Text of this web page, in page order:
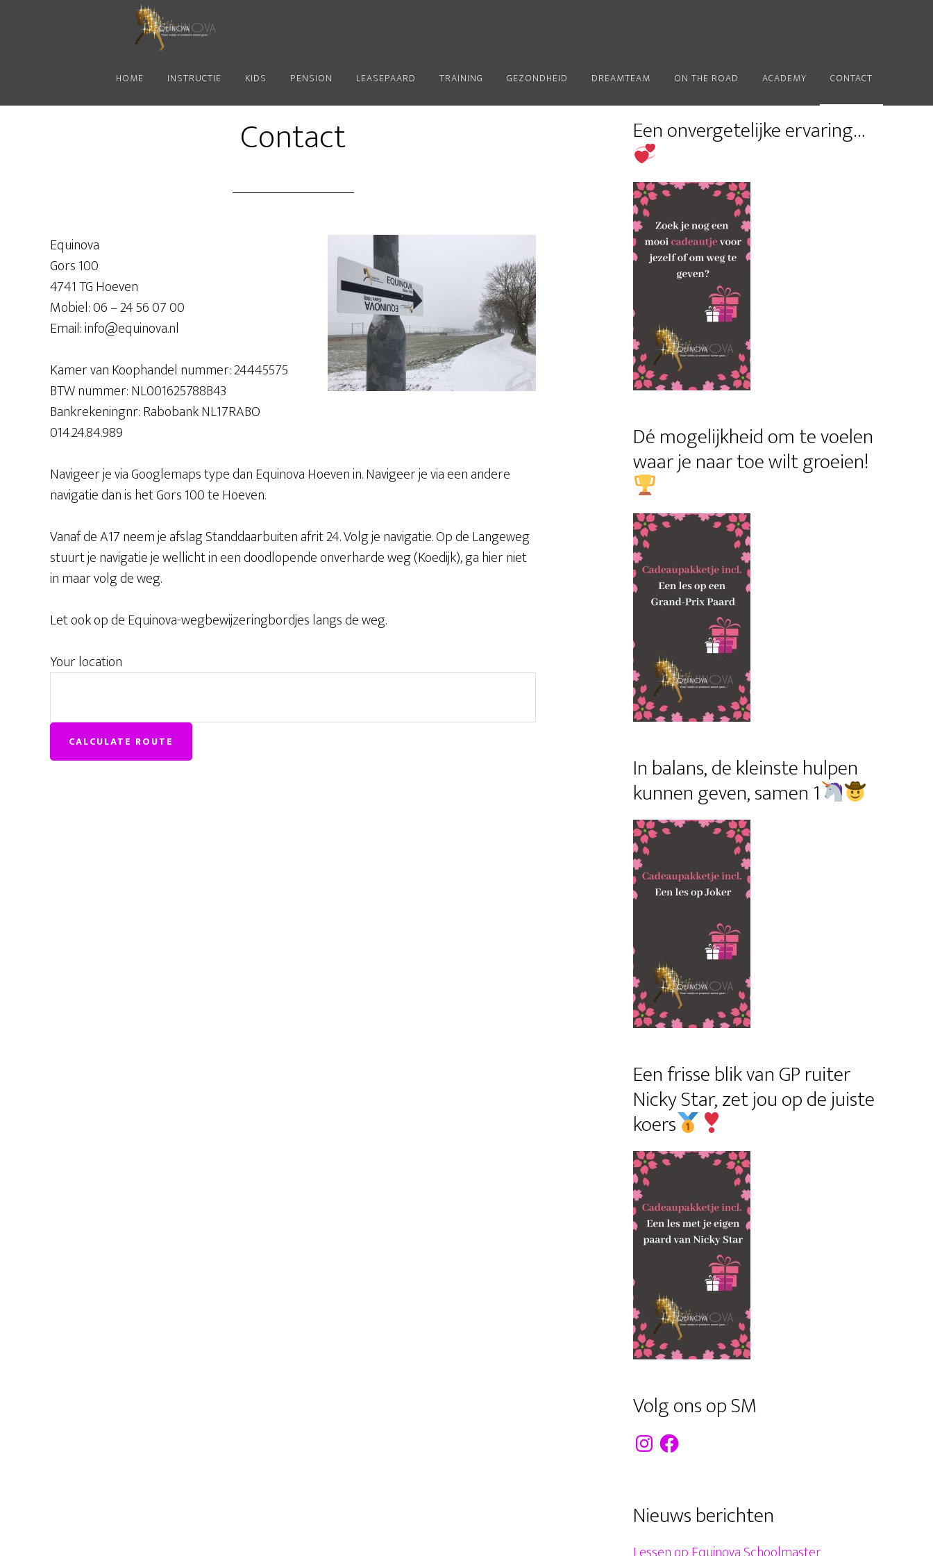
HOME INSTRUCTIE KIDS PENSION LEASEPAARD TRAINING GEZONDHEID DREAMTEAM ON THE ROAD ACADEMY CONTACT
Contact
Equinova
Gors 100
4741 TG Hoeven
Mobiel: 06 – 24 56 07 00
Email: info@equinova.nl
Kamer van Koophandel nummer: 24445575
BTW nummer: NL001625788B43
Bankrekeningnr: Rabobank NL17RABO
014.24.84.989
Navigeer je via Googlemaps type dan Equinova Hoeven in. Navigeer je via een andere
navigatie dan is het Gors 100 te Hoeven.
Vanaf de A17 neem je afslag Standdaarbuiten afrit 24. Volg je navigatie. Op de Langeweg
stuurt je navigatie je wellicht in een doodlopende onverharde weg (Koedijk), ga hier niet
in maar volg de weg.
Let ook op de Equinova-wegbewijzeringbordjes langs de weg.
Your location
Primaire
Sidebar
Een onvergetelijke ervaring…
Dé mogelijkheid om te voelen
waar je naar toe wilt groeien!
In balans, de kleinste hulpen
kunnen geven, samen 1
Een frisse blik van GP ruiter
Nicky Star, zet jou op de juiste
koers
Volg ons op SM
InstagramFacebook
Nieuws berichten